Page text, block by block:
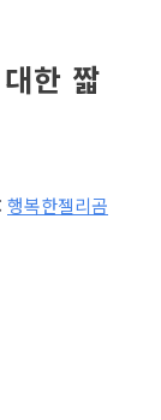
한 짧
행복한젤리곰